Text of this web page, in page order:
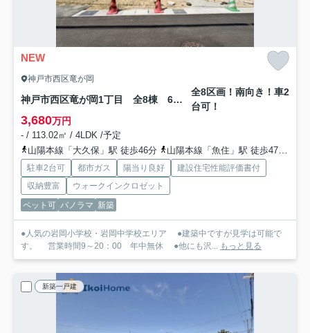
NEW
神戸市西区竜が岡
神戸市西区竜が岡1丁目 全8棟 6号棟 新築戸建
全8区画！南向き！車2
台可！
3,680万円
- / 113.02㎡ / 4LDK /予定
山陽本線「大久保」駅 徒歩46分
山陽本線「魚住」駅 徒歩47分
駐車2台可 都市ガス 陽当り良好
建設住宅性能評価書付
収納豊富
ウォークインクロゼット
ペット可 パノラマ 新築
●人気の岩岡小学校・岩岡中学校エリア ●建築中ですが見学は可能で
す。 営業時間9～20：00 年中無休 ●他にも沢... もっと見る
新築一戸建